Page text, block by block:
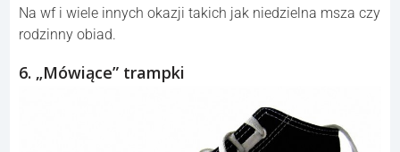
Na wf i wiele innych okazji takich jak niedzielna msza czy
rodzinny obiad.
6. „Mówiące” trampki